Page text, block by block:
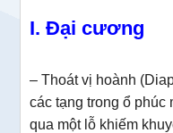
I. Đại cương
– Thoát vị hoành
các tạng trong ổ
qua một lỗ khiếm